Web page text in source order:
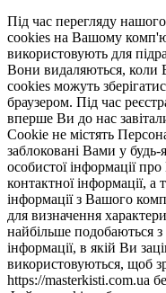
Під час перегляду
cookies на Вашому
використовують для
Вони видаляються, коли
cookies можуть
браузером. Під час
вперше Ви до нас
Cookie не містять
заблоковані Вами у
особистої інформації
контактної інформації,
інформації з Вашого
для визначення
найбільше подобаються
інформації, в якій Ви
використовуються, щоб
https://masterkisti.com.ua